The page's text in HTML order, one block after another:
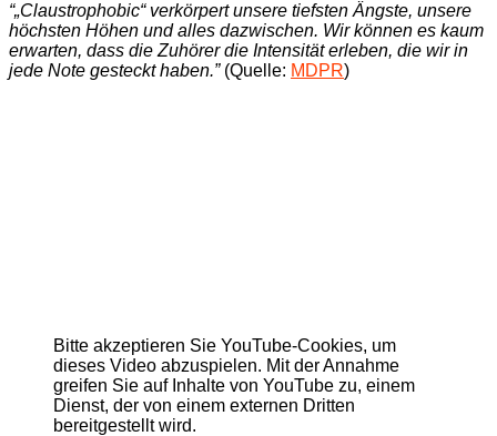
“„Claustrophobic“ verkörpert unsere tiefsten Ängste, unsere
höchsten Höhen und alles dazwischen. Wir können es kaum
erwarten, dass die Zuhörer die Intensität erleben, die wir in
jede Note gesteckt haben.”(Quelle: MDPR)
Bitte akzeptieren Sie YouTube-Cookies, um
dieses Video abzuspielen. Mit der Annahme
greifen Sie auf Inhalte von YouTube zu, einem
Dienst, der von einem externen Dritten
bereitgestellt wird.